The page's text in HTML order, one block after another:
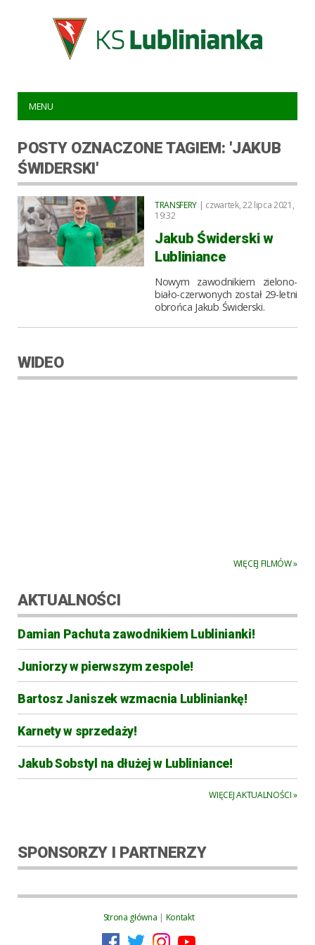
MENU
POSTY OZNACZONE TAGIEM: 'JAKUB
ŚWIDERSKI'
TRANSFERY | czwartek, 22 lipca 2021,
19:32
Jakub Świderski w
Lubliniance
Nowym zawodnikiem zielono-
biało-czerwonych został 29-letni
obrońca Jakub Świderski.
WIDEO
WIĘCEJ FILMÓW »
AKTUALNOŚCI
Damian Pachuta zawodnikiem Lublinianki!
Juniorzy w pierwszym zespole!
Bartosz Janiszek wzmacnia Lubliniankę!
Karnety w sprzedaży!
Jakub Sobstyl na dłużej w Lubliniance!
WIĘCEJ AKTUALNOŚCI »
SPONSORZY I PARTNERZY
Strona główna | Kontakt